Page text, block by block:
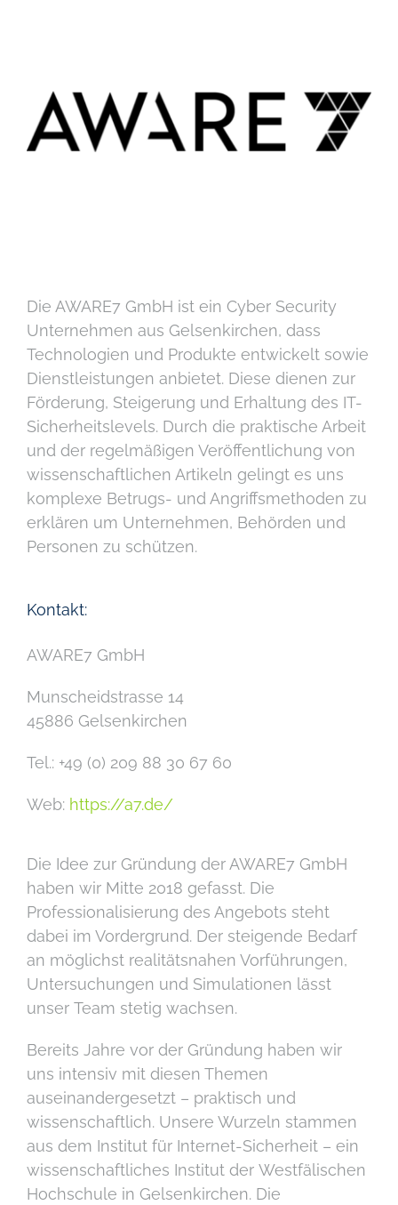
Die AWARE7 GmbH ist ein Cyber Security
Unternehmen aus Gelsenkirchen, dass
Technologien und Produkte entwickelt sowie
Dienstleistungen anbietet. Diese dienen zur
Förderung, Steigerung und Erhaltung des IT-
Sicherheitslevels. Durch die praktische Arbeit
und der regelmäßigen Veröffentlichung von
wissenschaftlichen Artikeln gelingt es uns
komplexe Betrugs- und Angriffsmethoden zu
erklären um Unternehmen, Behörden und
Personen zu schützen.
Kontakt:
AWARE7 GmbH
Munscheidstrasse 14
45886 Gelsenkirchen
Tel.: +49 (0) 209 88 30 67 60
Web: https://a7.de/
Die Idee zur Gründung der AWARE7 GmbH
haben wir Mitte 2018 gefasst. Die
Professionalisierung des Angebots steht
dabei im Vordergrund. Der steigende Bedarf
an möglichst realitätsnahen Vorführungen,
Untersuchungen und Simulationen lässt
unser Team stetig wachsen.
Bereits Jahre vor der Gründung haben wir
uns intensiv mit diesen Themen
auseinandergesetzt – praktisch und
wissenschaftlich. Unsere Wurzeln stammen
aus dem Institut für Internet-Sicherheit – ein
wissenschaftliches Institut der Westfälischen
Hochschule in Gelsenkirchen. Die